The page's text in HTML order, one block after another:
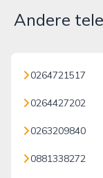
Andere
0264721517
0264427202
0263209840
0881338272